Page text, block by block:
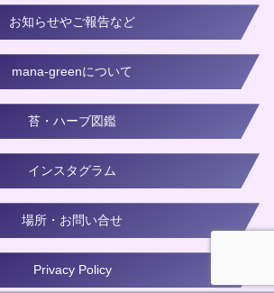
お知らせやご報告など
mana-greenについて
苔・ハーブ図鑑
インスタグラム
場所・お問い合せ
Privacy Policy